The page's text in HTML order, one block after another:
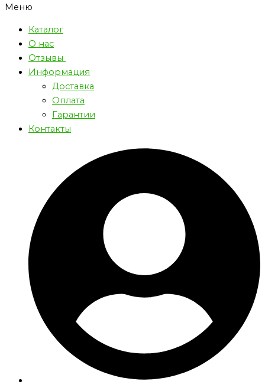
Меню
Каталог
О нас
Отзывы
Информация
Доставка
Оплата
Гарантии
Контакты